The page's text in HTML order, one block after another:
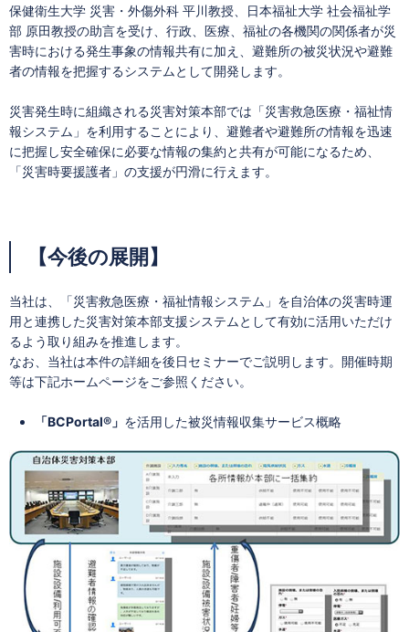
保健衛生大学 災害・外傷外科 平川教授、日本福祉大学 社会福祉学
部 原田教授の助言を受け、行政、医療、福祉の各機関の関係者が災
害時における発生事象の情報共有に加え、避難所の被災状況や避難
者の情報を把握するシステムとして開発します。
災害発生時に組織される災害対策本部では「災害救急医療・福祉情
報システム」を利用することにより、避難者や避難所の情報を迅速
に把握し安全確保に必要な情報の集約と共有が可能になるため、
「災害時要援護者」の支援が円滑に行えます。
【今後の展開】
当社は、「災害救急医療・福祉情報システム」を自治体の災害時運
用と連携した災害対策本部支援システムとして有効に活用いただけ
るよう取り組みを推進します。
なお、当社は本件の詳細を後日セミナーでご説明します。開催時期
等は下記ホームページをご参照ください。
「BCPortal®」 を活用した被災情報収集サービス概略